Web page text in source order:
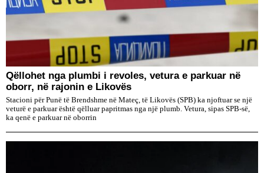
Qëllohet nga plumbi i revoles, vetura e parkuar në
oborr, në rajonin e Likovës
Stacioni për Punë të Brendshme në Mateç, të Likovës (SPB) ka njoftuar se një
veturë e parkuar është qëlluar papritmas nga një plumb. Vetura, sipas SPB-së,
ka qenë e parkuar në oborrin